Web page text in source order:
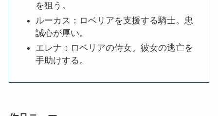
を狙う。
ルーカス：ロベリアを支援する騎士。忠
誠心が厚い。
エレナ：ロベリアの侍女。彼女の逃亡を
手助けする。